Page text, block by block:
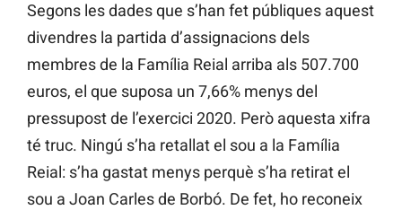
Segons les dades que s’han fet públiques aquest
divendres la partida d’assignacions dels
membres de la Família Reial arriba als 507.700
euros, el que suposa un 7,66% menys del
pressupost de l’exercici 2020. Però aquesta xifra
té truc. Ningú s’ha retallat el sou a la Família
Reial: s’ha gastat menys perquè s’ha retirat el
sou a Joan Carles de Borbó. De fet, ho reconeix